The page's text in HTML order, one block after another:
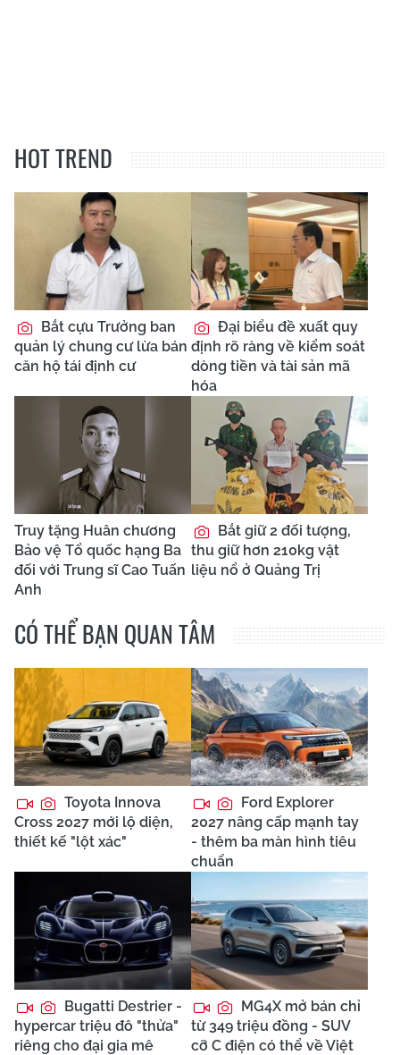
HOT TREND
Bắt cựu Trưởng ban
quản lý chung cư lừa bán
căn hộ tái định cư
Đại biểu đề xuất quy
định rõ ràng về kiểm soát
dòng tiền và tài sản mã
hóa
Truy tặng Huân chương
Bảo vệ Tổ quốc hạng Ba
đối với Trung sĩ Cao Tuấn
Anh
Bắt giữ 2 đối tượng,
thu giữ hơn 210kg vật
liệu nổ ở Quảng Trị
CÓ THỂ BẠN QUAN TÂM
Toyota Innova
Cross 2027 mới lộ diện,
thiết kế "lột xác"
Ford Explorer
2027 nâng cấp mạnh tay
- thêm ba màn hình tiêu
chuẩn
Bugatti Destrier -
hypercar triệu đô "thửa"
riêng cho đại gia mê
MG4X mở bán chỉ
từ 349 triệu đồng - SUV
cỡ C điện có thể về Việt